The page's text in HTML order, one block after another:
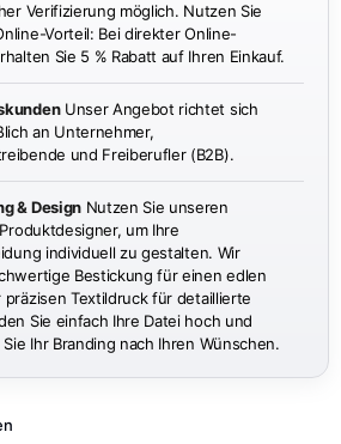
Verifizierung möglich. Nutzen Sie
Vorteil: Bei direkter Online-
Sie 5 % Rabatt auf Ihren Einkauf.
Unser Angebot richtet sich
an Unternehmer,
und Freiberufler (B2B).
& DesignNutzen Sie unseren
um Ihre
individuell zu gestalten. Wir
Bestickung für einen edlen
präzisen Textildruck für detaillierte
Sie einfach Ihre Datei hoch und
Ihr Branding nach Ihren Wünschen.